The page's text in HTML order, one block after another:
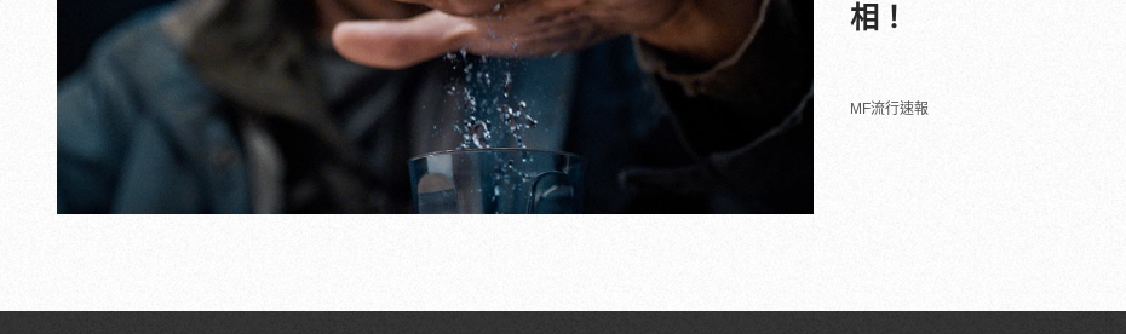
相！
MF流行速報